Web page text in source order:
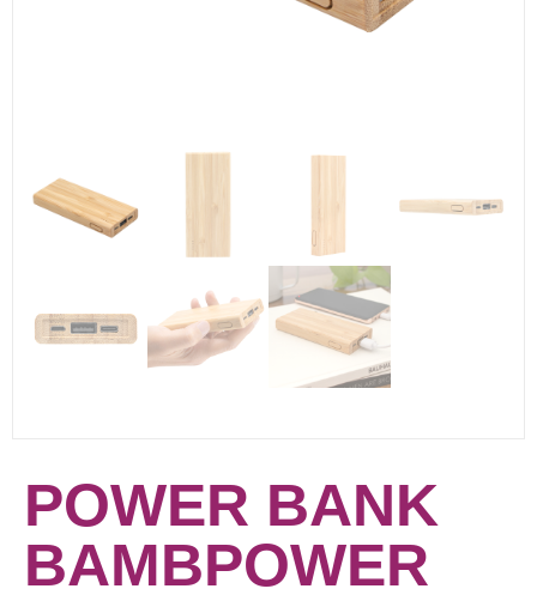
POWER BANK
BAMBPOWER